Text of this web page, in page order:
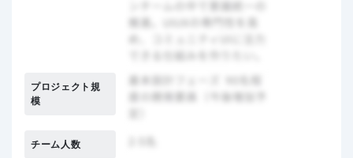
プロジェクト規
模
チーム人数